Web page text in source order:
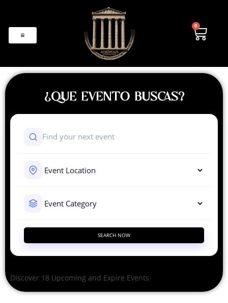
0
¿QUE EVENTO BUSCAS?
SEARCH NOW
Discover 18 Upcoming and Expire Events